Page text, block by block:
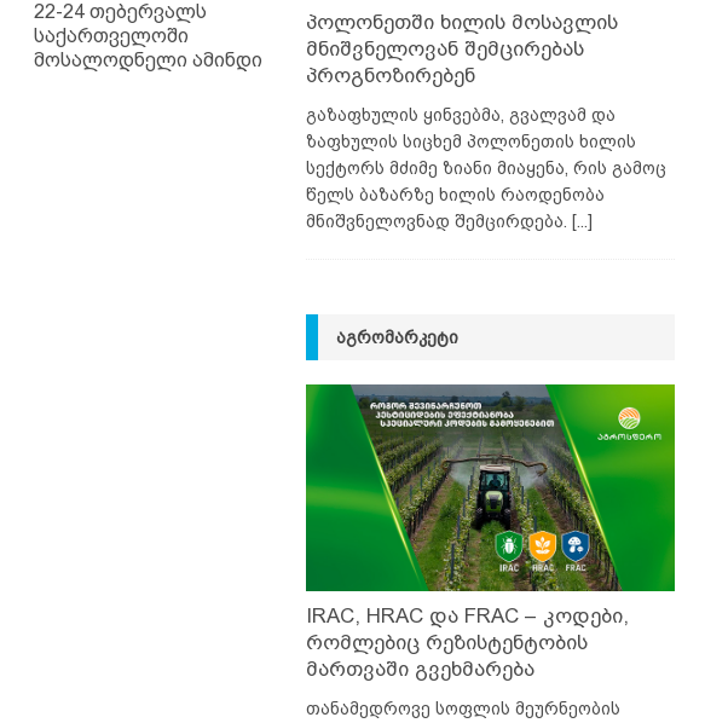
22-24 თებერვალს
საქართველოში
მოსალოდნელი ამინდი
პოლონეთში ხილის მოსავლის
მნიშვნელოვან შემცირებას
პროგნოზირებენ
გაზაფხულის ყინვებმა, გვალვამ და
ზაფხულის სიცხემ პოლონეთის ხილის
სექტორს მძიმე ზიანი მიაყენა, რის გამოც
წელს ბაზარზე ხილის რაოდენობა
მნიშვნელოვნად შემცირდება. [...]
ᲐᲒᲠᲝᲛᲐᲠᲙᲔᲢᲘ
IRAC, HRAC და FRAC – კოდები,
რომლებიც რეზისტენტობის
მართვაში გვეხმარება
თანამედროვე სოფლის მეურნეობის